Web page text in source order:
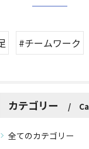
#チームワーク
カテゴリー
全てのカテゴリー